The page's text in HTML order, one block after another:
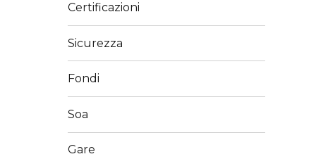
Certificazioni
Sicurezza
Fondi
Soa
Gare